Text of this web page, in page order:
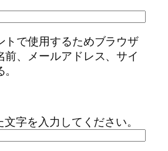
トで使用するためブラウザ
前、メールアドレス、サイ
字を入力してください。